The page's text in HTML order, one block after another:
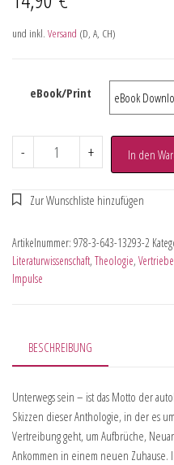
und inkl. Versand (D, A, CH)
eBook/Print
- + In den
Artikelnummer: 978-3-643-13293-2
Literaturwissenschaft, Theologie,
Impulse
BESCHREIBUNG
Unterwegs sein – ist das Motto der
Skizzen dieser Anthologie, in der es
Vertreibung geht, um Aufbrüche,
Ankommen in einem neuen Zuhause.